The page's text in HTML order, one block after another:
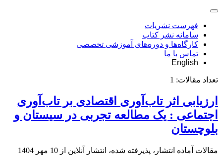
فهرست نشریات
سامانه نشر کتاب
کارگاه‌ها و دوره‌های آموزشی تخصصی
تماس با ما
English
تعداد مقالات: 1
ارزیابی اثر تاب‌آوری اقتصادی بر تاب‌آوری
اجتماعی : یک مطالعه تجربی در سیستان و
بلوچستان
مقالات آماده انتشار، پذیرفته شده، انتشار آنلاین از 10 مهر 1404